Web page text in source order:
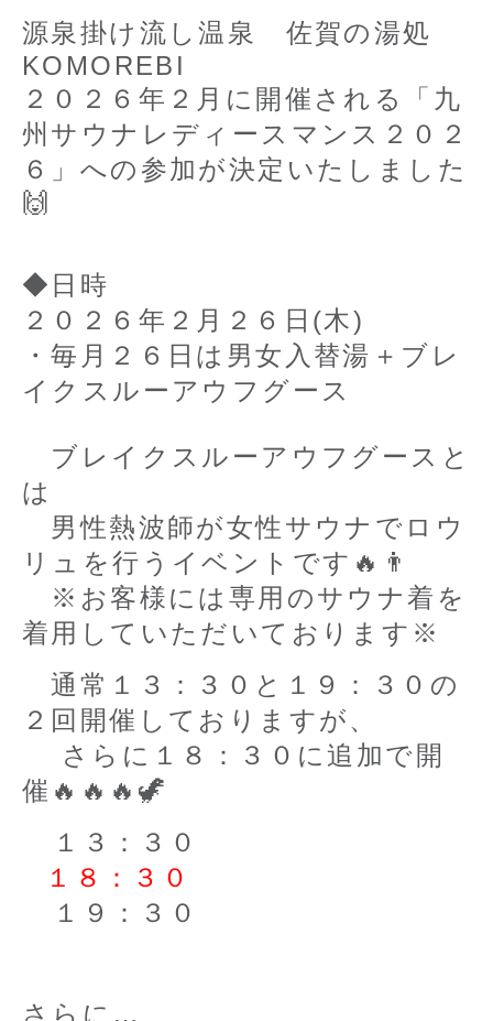
源泉掛け流し温泉 佐賀の湯処
KOMOREBI
２０２６年２月に開催される「九
州サウナレディースマンス２０２
６」への参加が決定いたしました
🙌
◆日時
２０２６年２月２６日(木)
・毎月２６日は男女入替湯＋ブレ
イクスルーアウフグース
ブレイクスルーアウフグースと
は
男性熱波師が女性サウナでロウ
リュを行うイベントです🔥👨
※お客様には専用のサウナ着を
着用していただいております※
通常１３：３０と１９：３０の
２回開催しておりますが、
さらに１８：３０に追加で開
催🔥🔥🔥🦖
１３：３０
１８：３０
１９：３０
さらに…